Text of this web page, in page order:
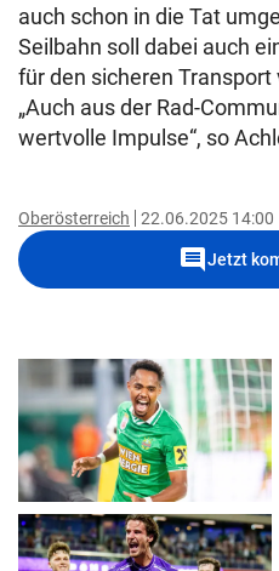
auch schon in die Tat
Seilbahn soll dabei auch
für den sicheren
„Auch aus der Rad-
wertvolle Impulse“, so
Oberösterreich 22.06.2025 14:00
commentJetzt